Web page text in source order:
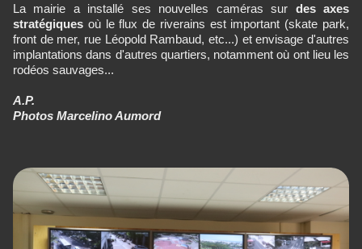
La mairie a installé ses nouvelles caméras sur des axes
stratégiques où le flux de riverains est important (skate park,
front de mer, rue Léopold Rambaud, etc...) et envisage d'autres
implantations dans d'autres quartiers, notamment où ont lieu les
rodéos sauvages...
A.P.
Photos Marcelino Aumord